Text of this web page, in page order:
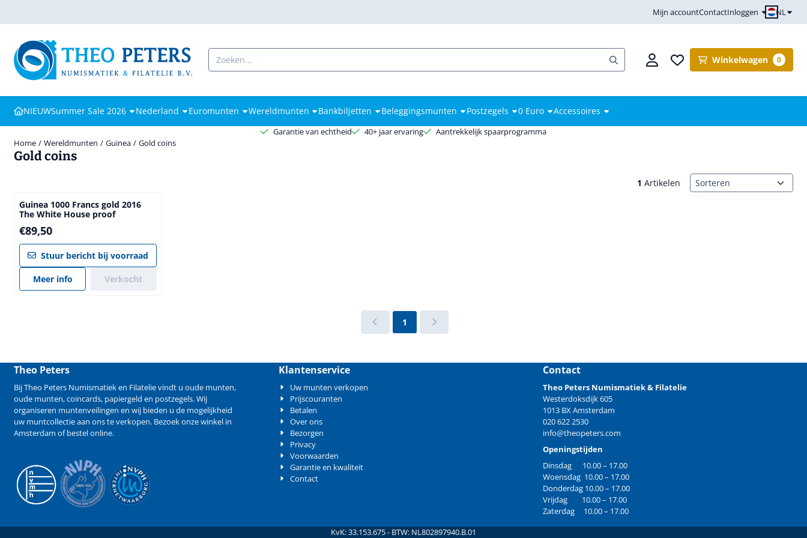
Mijn accountContactInloggen NL
Zoeken
Winkelwagen 0
NIEUWSummer Sale 2026 Nederland Euromunten Wereldmunten Bankbiljetten Beleggingsmunten Postzegels 0 Euro Accessoires
Garantie van echtheid 40+ jaar ervaring
Aantrekkelijk spaarprogramma
Home / Wereldmunten / Guinea / Gold coins
Gold coins
1 Artikelen Sorteermethode
Guinea 1000 Francs gold 2016
The White House proof
Prijs: 89,50
€89,50
Stuur bericht bij voorraad
Meer info Verkocht
1
Theo Peters
Bij Theo Peters Numismatiek en Filatelie vindt u oude munten,
oude munten,coincards, papiergeld en postzegels. Wij
organiseren muntenveilingen en wij bieden u de mogelijkheid
uw muntcollectie aan ons te verkopen. Bezoek onze winkel in
Amsterdam of bestel online.
Klantenservice
Uw munten verkopen
Prijscouranten
Betalen
Over ons
Bezorgen
Privacy
Voorwaarden
Garantie en kwaliteit
Contact
Contact
Theo Peters Numismatiek & Filatelie
Westerdoksdijk 605
1013 BX Amsterdam
020 622 2530
info@theopeters.com
Openingstijden
Dinsdag 10.00 – 17.00
Woensdag 10.00 – 17.00
Donderdag 10.00 – 17.00
Vrijdag 10.00 – 17.00
Zaterdag 10.00 – 17.00
KvK: 33.153.675 - BTW: NL802897940.B.01